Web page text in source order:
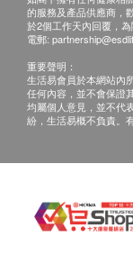
心臟檢查
高敏感丙種
脂蛋白 (a)
基本健康評估
身高
體質指標
血壓
電話講
電話：
客戶。
當面講
電話：
三、免責聲明
的服務及產品供應商，
於2個工作天內回覆，為
電郵:
重要聲明：
生活易會員於本網站內
任何內容，並不會保證
均屬個人意見，並不代
紛，生活易概不負責。